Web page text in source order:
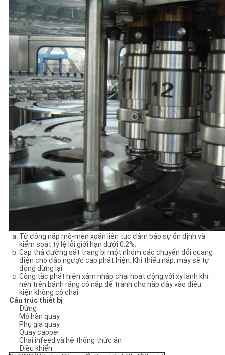
Từ đóng nắp mô-men xoắn liên tục đảm bảo sự ổn định và
kiểm soát tỷ lệ lỗi giới hạn dưới 0,2%.
Cap thả đường sắt trang bị một nhóm các chuyển đổi quang
điện cho đảo ngược cap phát hiện. Khi thiếu nắp, máy sẽ tự
động dừng lại.
Công tắc phát hiện xâm nhập chai hoạt động với xy lanh khí
nén trên bánh răng có nắp để tránh cho nắp đậy vào điều
kiện không có chai.
Cấu trúc thiết bị
Đứng
Mỏ hàn quay
Phụ gia quay
Quay capper
Chai infeed và hệ thống thức ăn
Điều khiển